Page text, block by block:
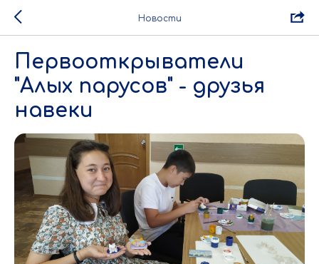
Новости
Первооткрыватели
"Алых парусов" - друзья
навеки